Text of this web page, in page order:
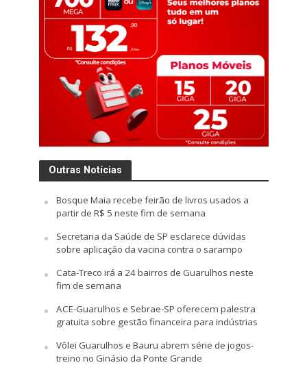
Outras Notícias
Bosque Maia recebe feirão de livros usados a
partir de R$ 5 neste fim de semana
Secretaria da Saúde de SP esclarece dúvidas
sobre aplicação da vacina contra o sarampo
Cata-Treco irá a 24 bairros de Guarulhos neste
fim de semana
ACE-Guarulhos e Sebrae-SP oferecem palestra
gratuita sobre gestão financeira para indústrias
Vôlei Guarulhos e Bauru abrem série de jogos-
treino no Ginásio da Ponte Grande